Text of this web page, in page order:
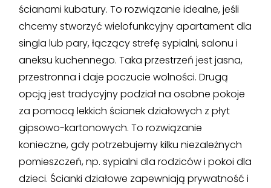
ścianami kubatury. To rozwiązanie idealne, jeśli
chcemy stworzyć wielofunkcyjny apartament dla
singla lub pary, łączący strefę sypialni, salonu i
aneksu kuchennego. Taka przestrzeń jest jasna,
przestronna i daje poczucie wolności. Drugą
opcją jest tradycyjny podział na osobne pokoje
za pomocą lekkich ścianek działowych z płyt
gipsowo-kartonowych. To rozwiązanie
konieczne, gdy potrzebujemy kilku niezależnych
pomieszczeń, np. sypialni dla rodziców i pokoi dla
dzieci. Ścianki działowe zapewniają prywatność i